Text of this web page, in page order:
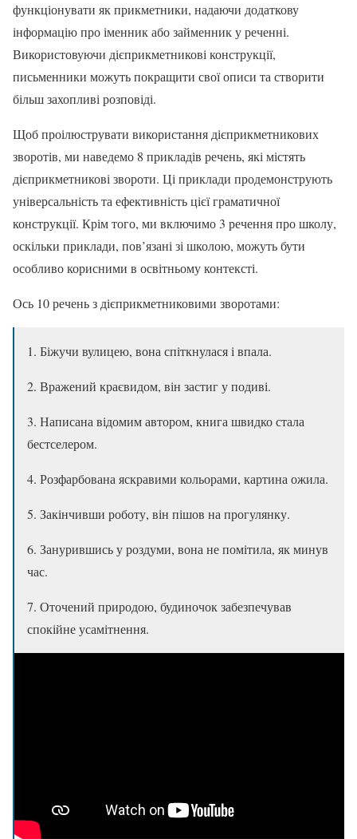
функціонувати як прикметники, надаючи додаткову
інформацію про іменник або займенник у реченні.
Використовуючи дієприкметникові конструкції,
письменники можуть покращити свої описи та створити
більш захопливі розповіді.
Щоб проілюструвати використання дієприкметникових
зворотів, ми наведемо 8 прикладів речень, які містять
дієприкметникові звороти. Ці приклади продемонструють
універсальність та ефективність цієї граматичної
конструкції. Крім того, ми включимо 3 речення про школу,
оскільки приклади, пов’язані зі школою, можуть бути
особливо корисними в освітньому контексті.
Ось 10 речень з дієприкметниковими зворотами:
1. Біжучи вулицею, вона спіткнулася і впала.
2. Вражений краєвидом, він застиг у подиві.
3. Написана відомим автором, книга швидко стала
бестселером.
4. Розфарбована яскравими кольорами, картина ожила.
5. Закінчивши роботу, він пішов на прогулянку.
6. Занурившись у роздуми, вона не помітила, як минув
час.
7. Оточений природою, будиночок забезпечував
спокійне усамітнення.